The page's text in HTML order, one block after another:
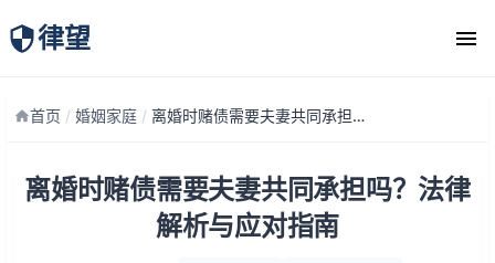
律望
律师团队
首页 / 婚姻家庭 / 离婚时赌债需要夫妻共同承担吗？法律解析与应对指南
离婚时赌债需要夫妻共同承担吗？法律
解析与应对指南